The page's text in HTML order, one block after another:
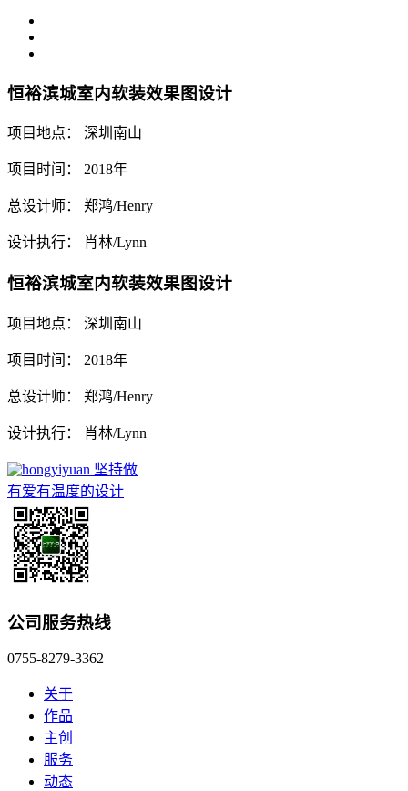
恒裕滨城室内软装效果图设计
项目地点： 深圳南山
项目时间： 2018年
总设计师： 郑鸿/Henry
设计执行： 肖林/Lynn
恒裕滨城室内软装效果图设计
项目地点： 深圳南山
项目时间： 2018年
总设计师： 郑鸿/Henry
设计执行： 肖林/Lynn
坚持做
有爱有温度的设计
公司服务热线
0755-8279-3362
关于
作品
主创
服务
动态